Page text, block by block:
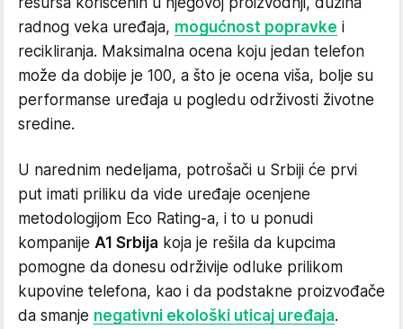
radnog veka uređaja, mogućnost popravke i
recikliranja. Maksimalna ocena koju jedan telefon
može da dobije je 100, a što je ocena viša, bolje su
performanse uređaja u pogledu održivosti životne
sredine.
U narednim nedeljama, potrošači u Srbiji će prvi
put imati priliku da vide uređaje ocenjene
metodologijom Eco Rating-a, i to u ponudi
kompanije A1 Srbija koja je rešila da kupcima
pomogne da donesu održivije odluke prilikom
kupovine telefona, kao i da podstakne proizvođače
da smanje negativni ekološki uticaj uređaja.